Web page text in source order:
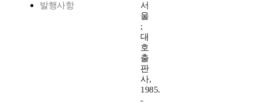
발행사항
서
울
;
대
호
출
판
사,
1985.
-